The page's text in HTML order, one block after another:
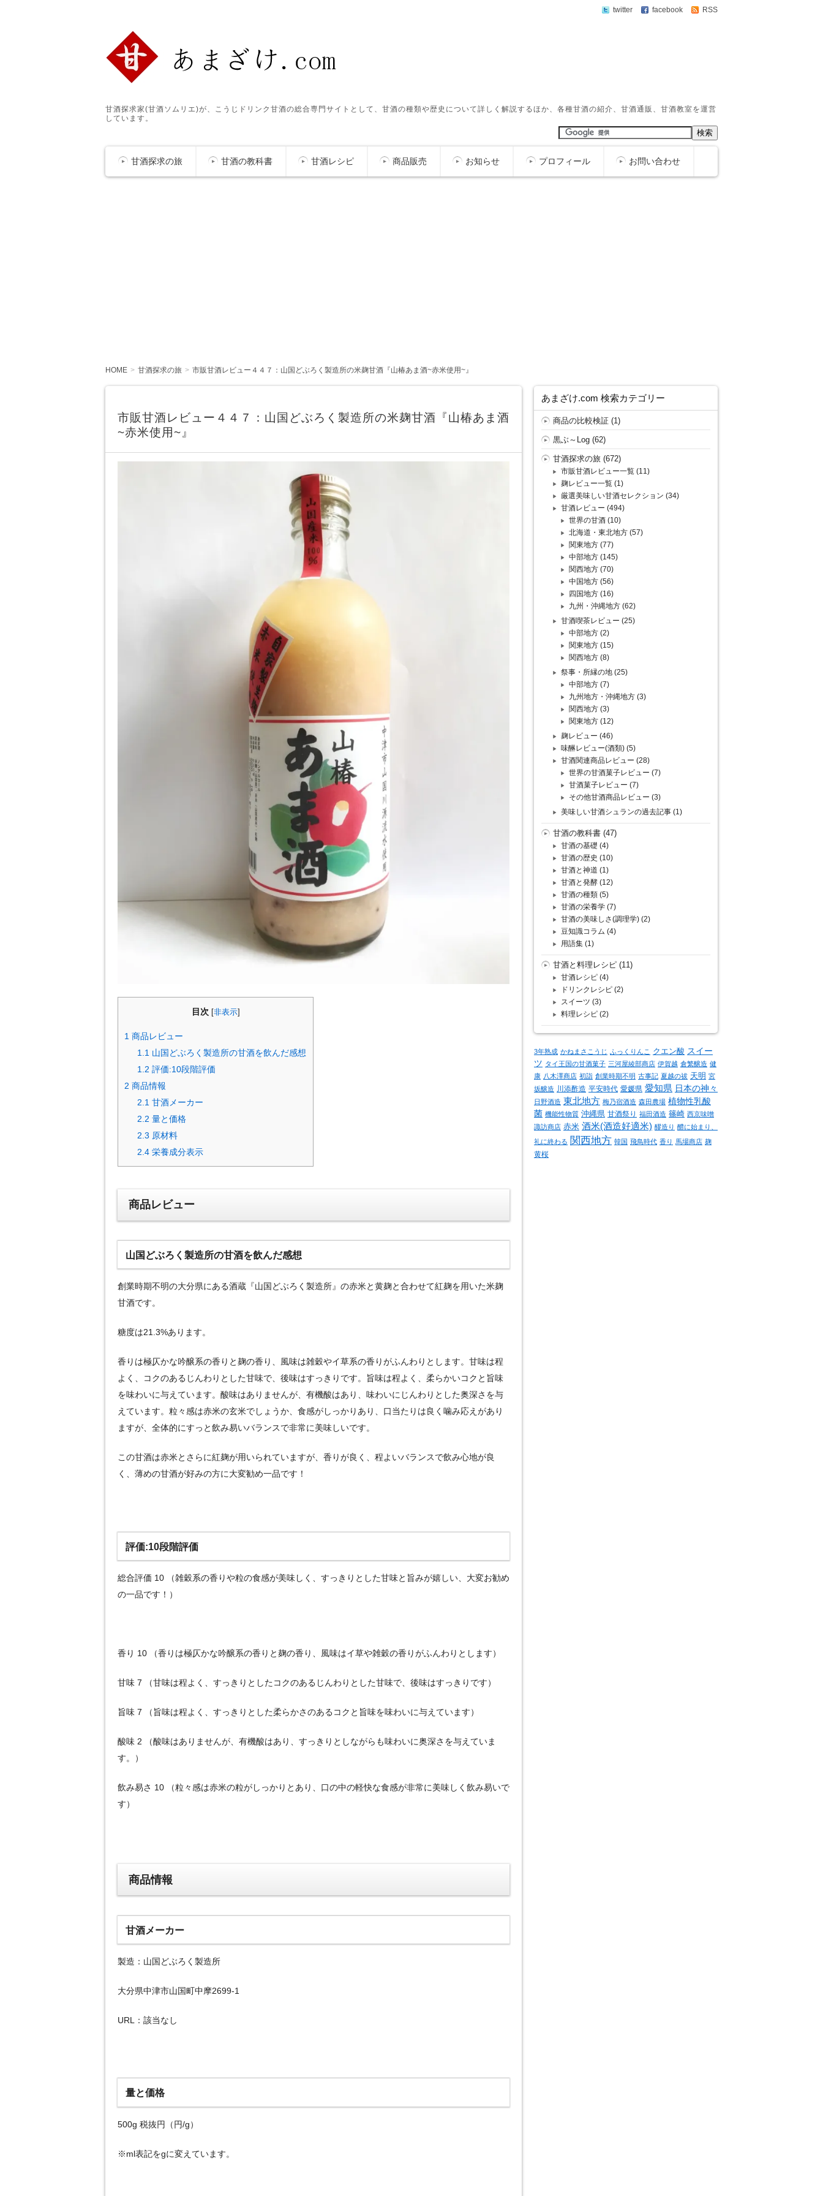
twitter facebook RSS
甘酒探求家(甘酒ソムリエ)が、こうじドリンク甘酒の総合専門サイトとして、甘酒の種類や歴史について詳しく解説するほか、各種甘酒の紹介、甘酒通販、甘酒教室を運営
しています。
甘酒探求の旅 甘酒の教科書 甘酒レシピ 商品販売 お知らせ プロフィール お問い合わせ
HOME 甘酒探求の旅 市販甘酒レビュー４４７：山国どぶろく製造所の米麹甘酒『山椿あま酒~赤米使用~』
市販甘酒レビュー４４７：山国どぶろく製造所の米麹甘酒『山椿あま酒
~赤米使用~』
目次 非表示]
1 商品レビュー
1.1 山国どぶろく製造所の甘酒を飲んだ感想
1.2 評価:10段階評価
2 商品情報
2.1 甘酒メーカー
2.2 量と価格
2.3 原材料
2.4 栄養成分表示
商品レビュー
山国どぶろく製造所の甘酒を飲んだ感想
創業時期不明の大分県にある酒蔵『山国どぶろく製造所』の赤米と黄麹と合わせて紅麹を用いた米麹
甘酒です。
糖度は21.3%あります。
香りは極仄かな吟醸系の香りと麹の香り、風味は雑穀やイ草系の香りがふんわりとします。甘味は程
よく、コクのあるじんわりとした甘味で、後味はすっきりです。旨味は程よく、柔らかいコクと旨味
を味わいに与えています。酸味はありませんが、有機酸はあり、味わいにじんわりとした奥深さを与
えています。粒々感は赤米の玄米でしょうか、食感がしっかりあり、口当たりは良く噛み応えがあり
ますが、全体的にすっと飲み易いバランスで非常に美味しいです。
この甘酒は赤米とさらに紅麹が用いられていますが、香りが良く、程よいバランスで飲み心地が良
く、薄めの甘酒が好みの方に大変勧め一品です！
評価:10段階評価
総合評価 10 （雑穀系の香りや粒の食感が美味しく、すっきりとした甘味と旨みが嬉しい、大変お勧め
の一品です！）
香り 10 （香りは極仄かな吟醸系の香りと麹の香り、風味はイ草や雑穀の香りがふんわりとします）
甘味 7 （甘味は程よく、すっきりとしたコクのあるじんわりとした甘味で、後味はすっきりです）
旨味 7 （旨味は程よく、すっきりとした柔らかさのあるコクと旨味を味わいに与えています）
酸味 2 （酸味はありませんが、有機酸はあり、すっきりとしながらも味わいに奥深さを与えていま
す。）
飲み易さ 10 （粒々感は赤米の粒がしっかりとあり、口の中の軽快な食感が非常に美味しく飲み易いで
す）
商品情報
甘酒メーカー
製造：山国どぶろく製造所
大分県中津市山国町中摩2699-1
URL：該当なし
量と価格
500g 税抜円（円/g）
※ml表記をgに変えています。
あまざけ.com 検索カテゴリー
商品の比較検証 (1)
黒ぶ～Log (62)
甘酒探求の旅 (672)
市販甘酒レビュー一覧 (11)
麹レビュー一覧 (1)
厳選美味しい甘酒セレクション (34)
甘酒レビュー (494)
世界の甘酒 (10)
北海道・東北地方 (57)
関東地方 (77)
中部地方 (145)
関西地方 (70)
中国地方 (56)
四国地方 (16)
九州・沖縄地方 (62)
甘酒喫茶レビュー (25)
中部地方 (2)
関東地方 (15)
関西地方 (8)
祭事・所縁の地 (25)
中部地方 (7)
九州地方・沖縄地方 (3)
関西地方 (3)
関東地方 (12)
麹レビュー (46)
味醂レビュー(酒類) (5)
甘酒関連商品レビュー (28)
世界の甘酒菓子レビュー (7)
甘酒菓子レビュー (7)
その他甘酒商品レビュー (3)
美味しい甘酒シュランの過去記事 (1)
甘酒の教科書 (47)
甘酒の基礎 (4)
甘酒の歴史 (10)
甘酒と神道 (1)
甘酒と発酵 (12)
甘酒の種類 (5)
甘酒の栄養学 (7)
甘酒の美味しさ(調理学) (2)
豆知識コラム (4)
用語集 (1)
甘酒と料理レシピ (11)
甘酒レシピ (4)
ドリンクレシピ (2)
スイーツ (3)
料理レシピ (2)
3年熟成 かねまさこうじ ふっくりんこ クエン酸 スイー
ツ タイ王国の甘酒菓子 三河屋綾部商店 伊賀越 倉繁醸造 健
康 八木澤商店 初詣 創業時期不明 古事記 夏越の祓 天明 宮
坂醸造 川添酢造 平安時代 愛媛県 愛知県 日本の神々
日野酒造 東北地方 梅乃宿酒造 森田農場 植物性乳酸
菌 機能性物質 沖縄県 甘酒祭り 福田酒造 篠崎 西京味噌
諏訪商店 赤米 酒米(酒造好適米) 醪造り 醴に始まり、
礼に終わる 関西地方 韓国 飛鳥時代 香り 馬場商店 麹
黄桜